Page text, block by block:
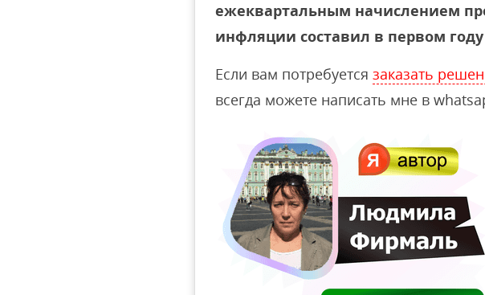
ежеквартальным начислением
инфляции составил в первом году
Если вам потребуется заказать
всегда можете написать мне в